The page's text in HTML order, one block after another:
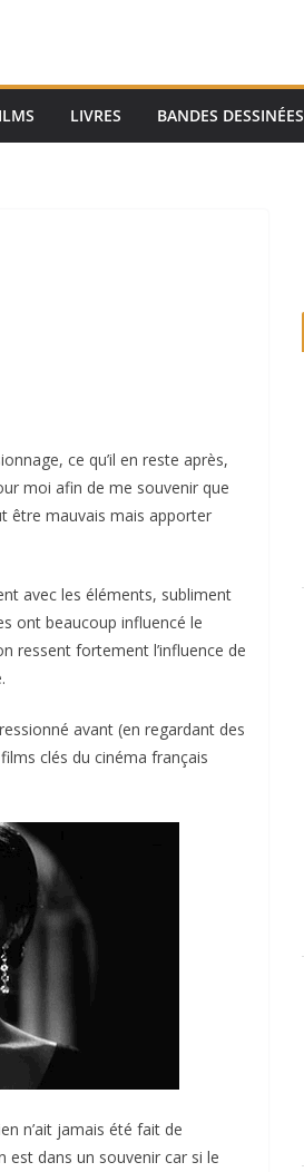
LIVRES BANDES DESSINÉES
ce qu’il en reste après,
moi afin de me souvenir que
être mauvais mais apporter
avec les éléments, subliment
ont beaucoup influencé le
ressent fortement l’influence de
avant (en regardant des
clés du cinéma français
n’ait jamais été fait de
est dans un souvenir car si le